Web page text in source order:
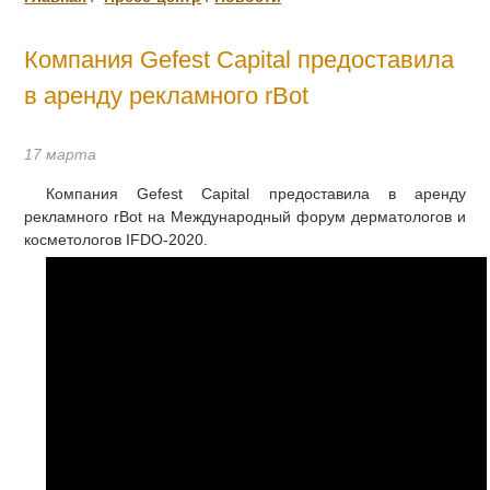
Компания Gefest Capital предоставила
в аренду рекламного rBot
17 марта
Компания Gefest Capital предоставила в аренду
рекламного rBot на Международный форум дерматологов и
косметологов IFDO-2020.